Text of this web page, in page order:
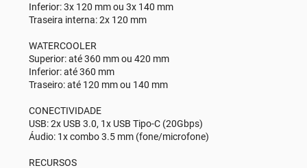
Inferior: 3x 120 mm ou 3x 140 mm
Traseira interna: 2x 120 mm
WATERCOOLER
Superior: até 360 mm ou 420 mm
Inferior: até 360 mm
Traseiro: até 120 mm ou 140 mm
CONECTIVIDADE
USB: 2x USB 3.0, 1x USB Tipo-C (20Gbps)
Áudio: 1x combo 3.5 mm (fone/microfone)
RECURSOS